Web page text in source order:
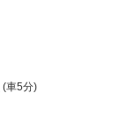
(車5分)